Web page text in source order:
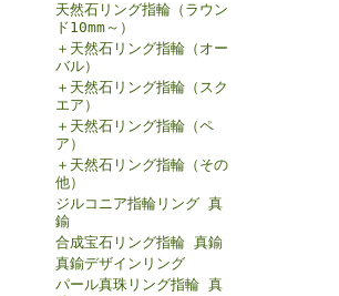
天然石リング指輪（ラウン
ド10mm～）
＋天然石リング指輪（オー
バル）
＋天然石リング指輪（スク
エア）
＋天然石リング指輪（ペ
ア）
＋天然石リング指輪（その
他）
ジルコニア指輪リング 真
鍮
合成宝石リング指輪 真鍮
真鍮デザインリング
パール真珠リング指輪 真